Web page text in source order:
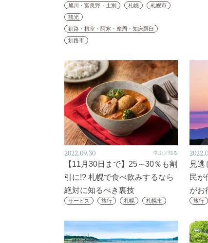
旭川・富良野・士別
札幌
札幌市
観光
釧路・根室・阿寒・摩周・知床羅臼
釧路市
2022.09.30 学ぶ／知る
【11月30日まで】25～30％も割
引に!? 札幌で食べ飲みするなら
絶対に知るべき裏技
サービス 旅行 札幌 札幌市
見逃
民が
がお
旅行